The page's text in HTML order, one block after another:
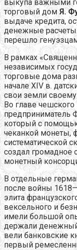
выкупа важными
торговый дом Я.
выдаче кредита,
денежные
перешло
В рамках
независимых
торговые дома
начале XIV в.
свои земли
Во главе
предприниматель
который с
чеканкой монеты,
систематической
создал громадное
монетный
В отдельные
после войны
элита
вексельного и
имели большой
держали
вели банковские
первый